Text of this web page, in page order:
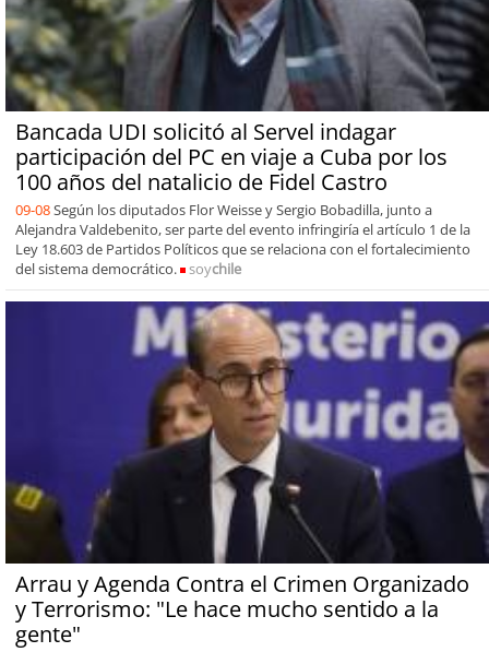
Bancada UDI solicitó al Servel indagar
participación del PC en viaje a Cuba por los
100 años del natalicio de Fidel Castro
09-08Según los diputados Flor Weisse y Sergio Bobadilla, junto a
Alejandra Valdebenito, ser parte del evento infringiría el artículo 1 de la
Ley 18.603 de Partidos Políticos que se relaciona con el fortalecimiento
del sistema democrático.
soychile
Arrau y Agenda Contra el Crimen Organizado
y Terrorismo: "Le hace mucho sentido a la
gente"